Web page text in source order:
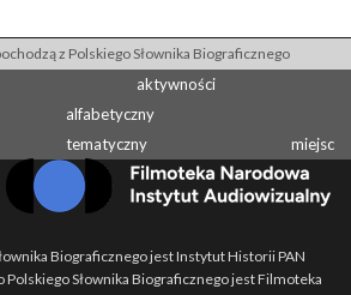
z Polskiego Słownika Biograficznego
aktywności
alfabetyczny
tematyczny
miejsc
Biograficznego jest Instytut Historii PAN
Słownika Biograficznego jest Filmoteka